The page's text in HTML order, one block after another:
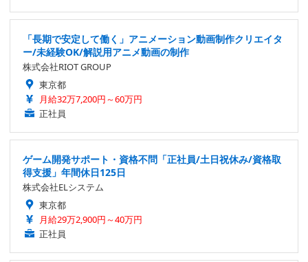
「長期で安定して働く」アニメーション動画制作クリエイタ
ー/未経験OK/解説用アニメ動画の制作
株式会社RIOT GROUP
東京都
月給32万7,200円～60万円
正社員
ゲーム開発サポート・資格不問「正社員/土日祝休み/資格取
得支援」年間休日125日
株式会社ELシステム
東京都
月給29万2,900円～40万円
正社員